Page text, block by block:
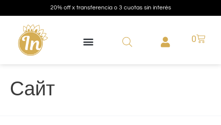
20% off x transferencia o 3 cuotas sin interés
0
Сайт